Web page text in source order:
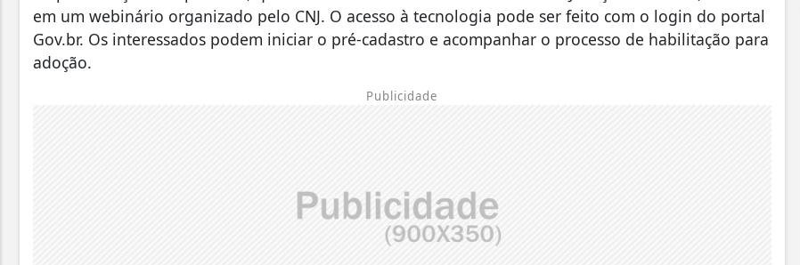
em um webinário organizado pelo CNJ. O acesso à tecnologia pode ser feito com o login do portal
Gov.br. Os interessados podem iniciar o pré-cadastro e acompanhar o processo de habilitação para
adoção.
Publicidade